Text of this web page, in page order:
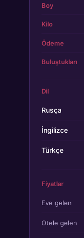
Boy
Kilo
Ödeme
Buluştukları
Dil
Rusça
İngilizce
Türkçe
Fiyatlar
Eve gelen
Otele gelen